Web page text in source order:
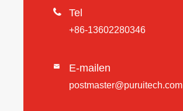
 Tel
+86-13602280346
 E-mailen
postmaster@puruitech.com